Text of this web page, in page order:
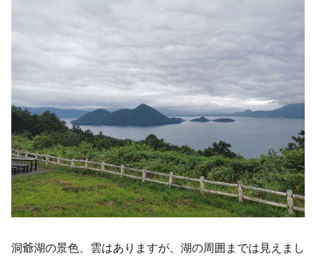
洞爺湖の景色、雲はありますが、湖の周囲までは見えまし